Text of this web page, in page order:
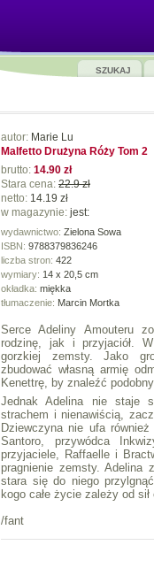
SZUKAJ
autor: Marie Lu
Malfetto Drużyna Róży Tom 2
brutto: 14.90 zł
Stara cena: 22.9 zł
netto: 14.19 zł
w magazynie: jest:
wydawnictwo: Zielona Sowa
ISBN: 9788379836246
liczba stron: 422
wymiary: 14 x 20,5 cm
okładka: miękka
tłumaczenie: Marcin Mortka
Serce Adeliny Amouteru
rodzinę, jak i przyjaciół.
gorzkiej zemsty. Jako
zbudować własną armię
Kenettrę, by znaleźć
Jednak Adelina nie staje
strachem i nienawiścią,
Dziewczyna nie ufa
Santoro, przywódca
przyjaciele, Raffaelle i
pragnienie zemsty. Adelina
stara się do niego
kogo całe życie zależy od
/fant